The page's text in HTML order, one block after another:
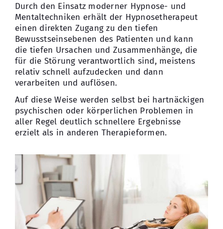
Durch den Einsatz moderner Hypnose- und
Mentaltechniken erhält der Hypnosetherapeut
einen direkten Zugang zu den tiefen
Bewusstseinsebenen des Patienten und kann
die tiefen Ursachen und Zusammenhänge, die
für die Störung verantwortlich sind, meistens
relativ schnell aufzudecken und dann
verarbeiten und auflösen.
Auf diese Weise werden selbst bei hartnäckigen
psychischen oder körperlichen Problemen in
aller Regel deutlich schnellere Ergebnisse
erzielt als in anderen Therapieformen.